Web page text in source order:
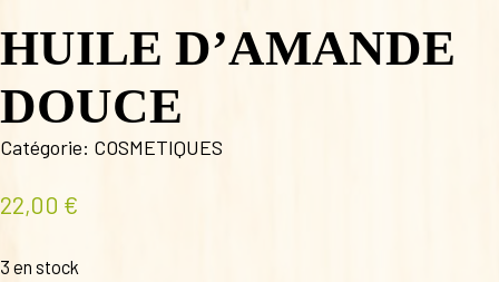
HUILE D’AMANDE
DOUCE
Catégorie: COSMETIQUES
22,00 €
3 en stock